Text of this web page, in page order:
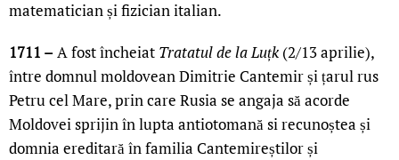
matematician și fizician italian.
1711 –A fost încheiat Tratatul de la Luțk (2/13 aprilie),
între domnul moldovean Dimitrie Cantemir și țarul rus
Petru cel Mare, prin care Rusia se angaja să acorde
Moldovei sprijin în lupta antiotomană si recunoștea și
domnia ereditară în familia Cantemireștilor și